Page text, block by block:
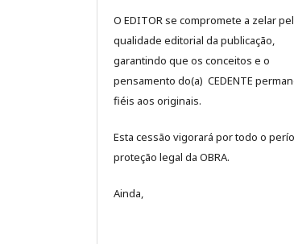
O EDITOR se compromete a zelar
qualidade editorial da publicação,
garantindo que os conceitos e o
pensamento do(a) CEDENTE
fiéis aos originais.
Esta cessão vigorará por todo o
proteção legal da OBRA.
Ainda,